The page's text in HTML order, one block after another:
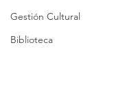
Gestión Cultural
Biblioteca